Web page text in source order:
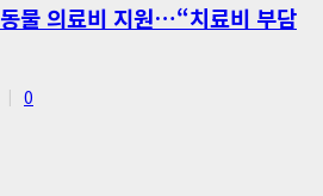
물 의료비 지원…“치료비 부담
0